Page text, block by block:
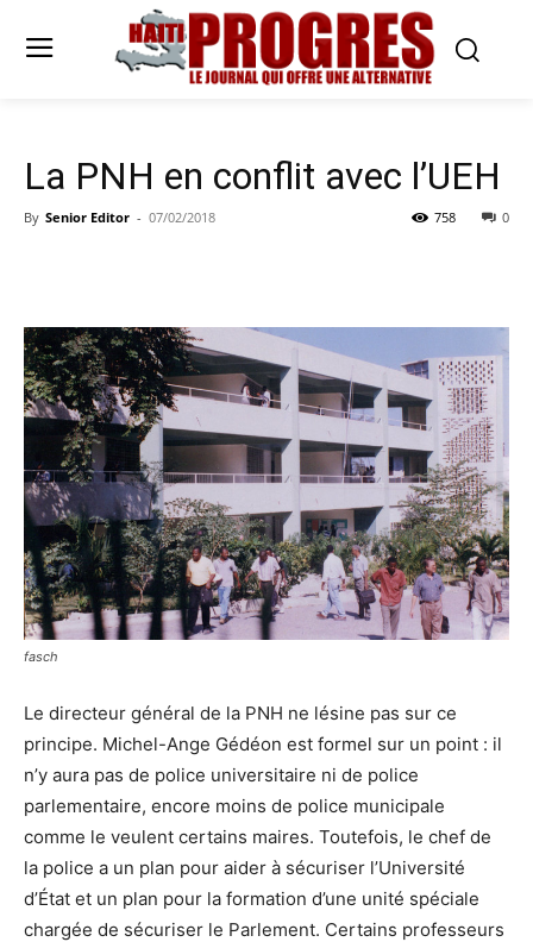
La PNH en conflit avec l’UEH
By Senior Editor - 07/02/2018 0
758
fasch
Le directeur général de la PNH ne lésine pas sur ce
principe. Michel-Ange Gédéon est formel sur un point : il
n’y aura pas de police universitaire ni de police
parlementaire, encore moins de police municipale
comme le veulent certains maires. Toutefois, le chef de
la police a un plan pour aider à sécuriser l’Université
d’État et un plan pour la formation d’une unité spéciale
chargée de sécuriser le Parlement. Certains professeurs